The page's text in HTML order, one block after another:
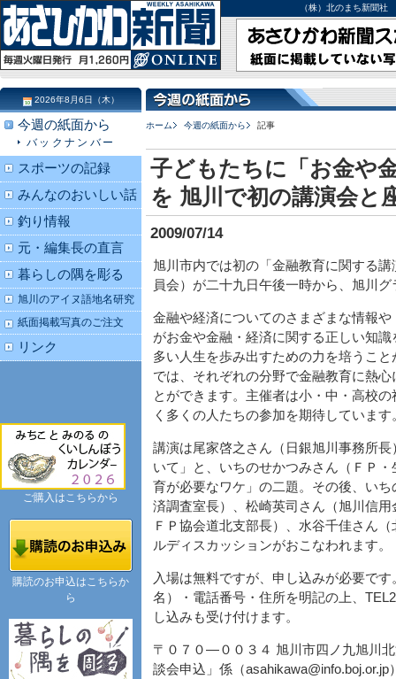
（株）北のまち新聞
ホーム 今週の紙面から 記事
子どもたちに「お金や
を 旭川で初の講演会と
2009/07/14
旭川市内では初の「金融教育に関する
員会）が二十九日午後一時から、旭川
金融や経済についてのさまざまな情報
がお金や金融・経済に関する正しい知
多い人生を歩み出すための力を培うこ
では、それぞれの分野で金融教育に熱
とができます。主催者は小・中・高校
く多くの人たちの参加を期待しています
講演は尾家啓之さん（日銀旭川事務所
いて」と、いちのせかつみさん（ＦＰ
育が必要なワケ」の二題。その後、い
済調査室長）、松崎英司さん（旭川信
ＦＰ協会道北支部長）、水谷千佳さん
ルディスカッションがおこなわれます。
入場は無料ですが、申し込みが必要で
名）・電話番号・住所を明記の上、
し込みも受け付けます。
〒０７０―００３４ 旭川市四ノ九旭川
談会申込」係（
2026年8月6日（木）
今週の紙面から
バックナンバー
スポーツの記録
みんなのおいしい話
釣り情報
元・編集長の直言
暮らしの隅を彫る
旭川のアイヌ語地名研究
紙面掲載写真のご注文
リンク
ご購入はこちらから
購読のお申込はこちらか
ら